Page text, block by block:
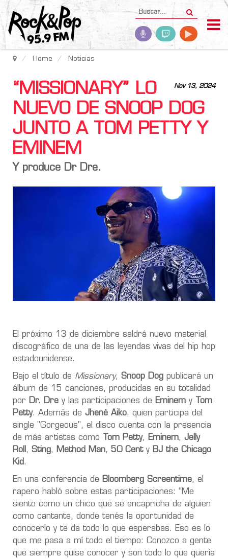
Home Noticias
Nov 13, 2024
“MISSIONARY” LO
NUEVO DE SNOOP DOG
JUNTO A TOM PETTY Y
EMINEM
Y produce Dr Dre.
El próximo 13 de diciembre saldrá nuevo material
discográfico de una de las leyendas vivas del hip hop
estadounidense.
Bajo el título de Missionary, Snoop Dog publicará un
álbum de 15 canciones, producidas en su totalidad
por Dr. Dre y las participaciones de Eminem y
Tom
Petty. Además de Jhené Aiko, quien participa del
single "Gorgeous", el disco cuenta con la presencia
de más artistas como
Tom Petty, Eminem, Jelly
Roll , Sting, Method Man, 50 Centy BJ the Chicago
Kid.
En una conferencia de Bloomberg Screentime, el
rapero habló sobre estas participaciones: “Me
siento como un chico que se encapricha de alguien
como cantante, donde tenés la oportunidad de
conocerlo y te da todo lo que esperabas. Eso es lo
que me pasa a mí todo el tiempo: Conozco a gente
que siempre quise conocer y son todo lo que quería